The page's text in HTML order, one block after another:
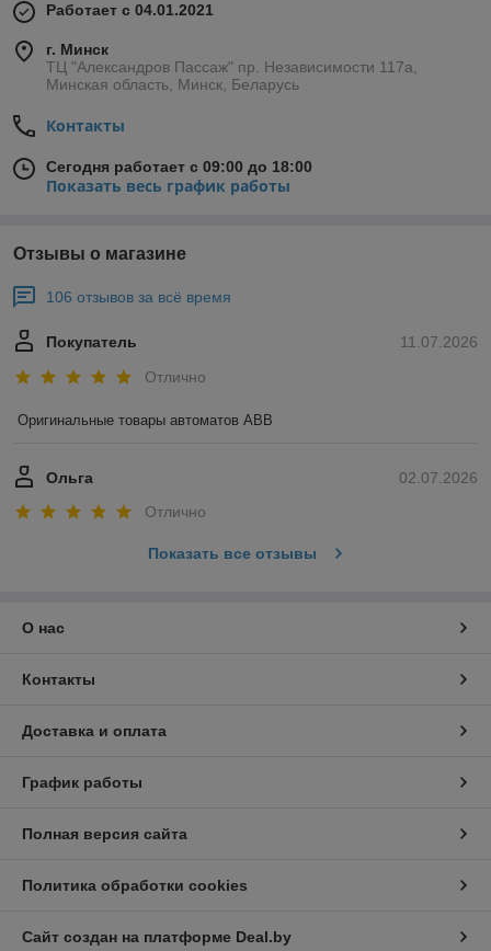
Работает с 04.01.2021
г. Минск
ТЦ "Александров Пассаж" пр. Независимости 117а,
Минская область, Минск, Беларусь
Контакты
Сегодня работает с 09:00 до 18:00
Показать весь график работы
Отзывы о магазине
106 отзывов за всё время
11.07.2026
Покупатель
Отлично
Оригинальные товары автоматов ABB
02.07.2026
Ольга
Отлично
Показать все отзывы
О нас
Контакты
Доставка и оплата
График работы
Полная версия сайта
Политика обработки cookies
Сайт создан на платформе Deal.by